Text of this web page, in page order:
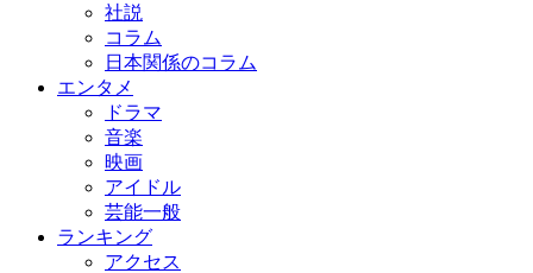
社説
コラム
日本関係のコラム
エンタメ
ドラマ
音楽
映画
アイドル
芸能一般
ランキング
アクセス